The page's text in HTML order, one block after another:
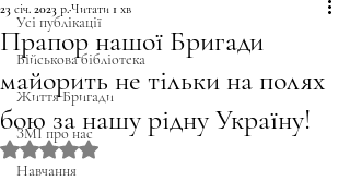
Усі публікації
Військова бібліотека
Життя Бригади
ЗМІ про нас
Навчання
Прапор нашої Бригади
майорить не тільки на полях
бою за нашу рідну Україну!
23 січ. 2023 р.Читати 1 хв
Оцінка: NaN з 5 зірок.